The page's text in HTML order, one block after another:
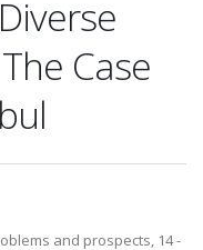
Case
and prospects, 14 -